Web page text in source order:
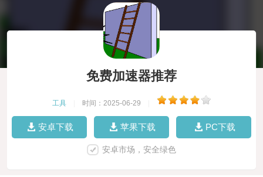
免费加速器推荐
工具 时间：2025-06-29
安卓下载 苹果下载 PC下载
安卓市场，安全绿色